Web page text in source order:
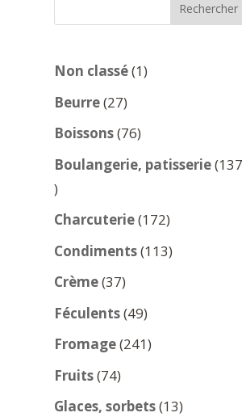
Rechercher
Non classé 11
Beurre 2727
produits
Boissons 7676
produits
Boulangerie, patisserie 137
137
produits
Charcuterie 172172
produits
Condiments 113113
Crème 3737
produits
Féculents 4949
produits
Fromage 241241
Fruits 7474
produits
Glaces, sorbets 1313